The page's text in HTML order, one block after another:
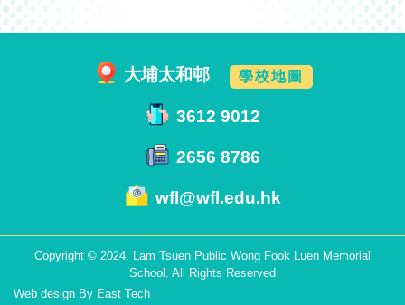
大埔太和邨 學校地圖
3612 9012
2656 8786
wfl@wfl.edu.hk
Copyright © 2024. Lam Tsuen Public Wong Fook Luen Memorial
School. All Rights Reserved
Web design By East Tech